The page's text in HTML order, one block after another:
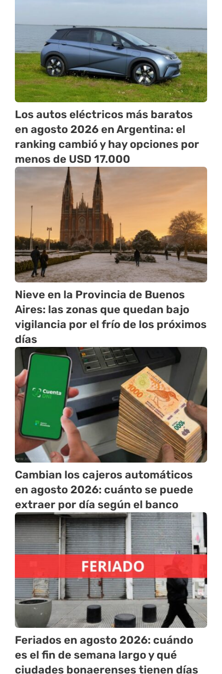
Los autos eléctricos más baratos
en agosto 2026 en Argentina: el
ranking cambió y hay opciones por
menos de USD 17.000
Nieve en la Provincia de Buenos
Aires: las zonas que quedan bajo
vigilancia por el frío de los próximos
días
Cambian los cajeros automáticos
en agosto 2026: cuánto se puede
extraer por día según el banco
Feriados en agosto 2026: cuándo
es el fin de semana largo y qué
ciudades bonaerenses tienen días